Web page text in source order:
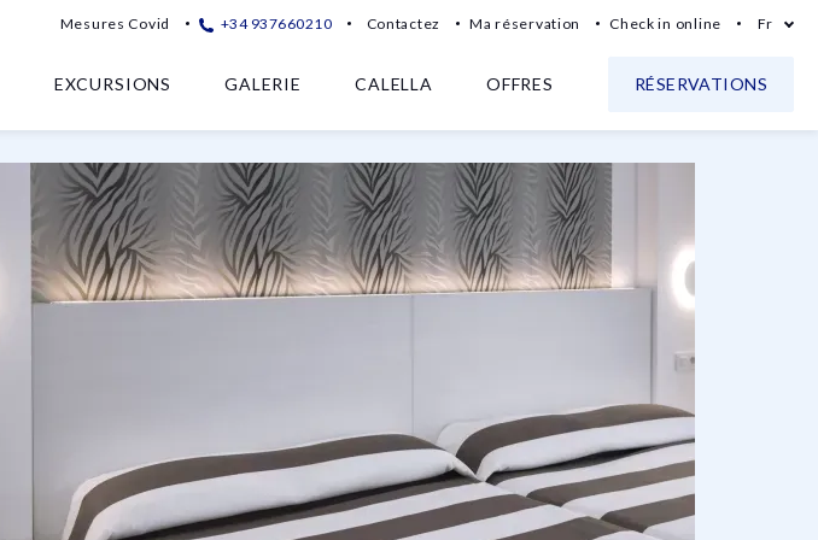
Mesures Covid +34 937660210 Contactez Ma réservation Check in online Fr
EXCURSIONS GALERIE CALELLA OFFRES RÉSERVATIONS